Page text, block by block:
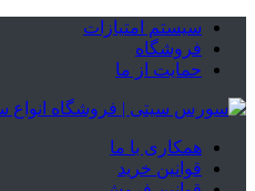
بود.
سیستم امتیازات
فروشگاه
حمایت از ما
همکاری با ما
قوانین خرید